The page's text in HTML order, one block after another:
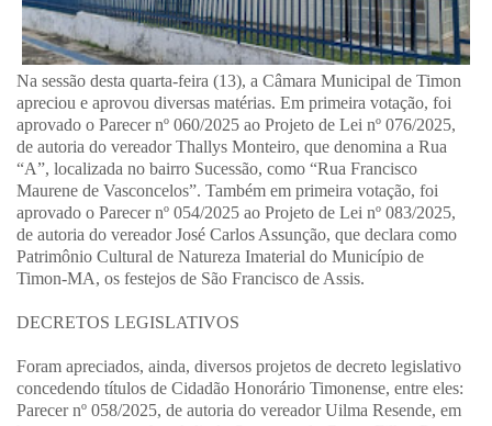
Na sessão desta quarta-feira (13), a Câmara Municipal de Timon
apreciou e aprovou diversas matérias. Em primeira votação, foi
aprovado o Parecer nº 060/2025 ao Projeto de Lei nº 076/2025,
de autoria do vereador Thallys Monteiro, que denomina a Rua
“A”, localizada no bairro Sucessão, como “Rua Francisco
Maurene de Vasconcelos”. Também em primeira votação, foi
aprovado o Parecer nº 054/2025 ao Projeto de Lei nº 083/2025,
de autoria do vereador José Carlos Assunção, que declara como
Patrimônio Cultural de Natureza Imaterial do Município de
Timon-MA, os festejos de São Francisco de Assis.
DECRETOS LEGISLATIVOS
Foram apreciados, ainda, diversos projetos de decreto legislativo
concedendo títulos de Cidadão Honorário Timonense, entre eles:
Parecer nº 058/2025, de autoria do vereador Uilma Resende, em